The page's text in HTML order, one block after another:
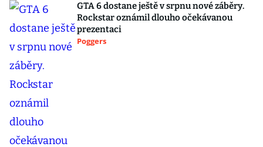
GTA 6 dostane ještě v srpnu nové záběry.
Rockstar oznámil dlouho očekávanou
prezentaci
Poggers